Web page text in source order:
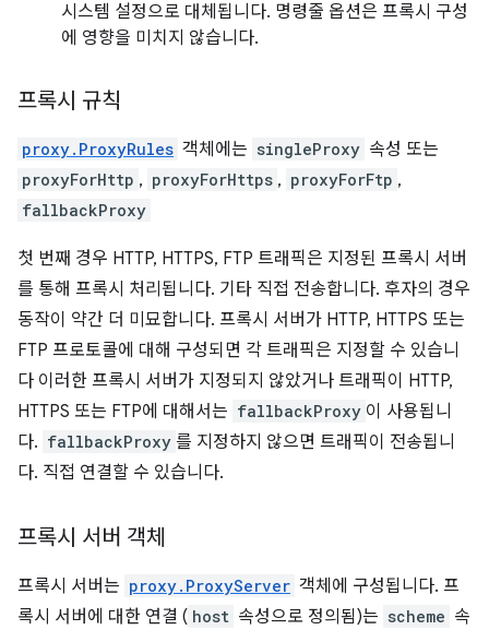
시스템 설정으로 대체됩니다. 명령줄 옵션은 프록시 구성
에 영향을 미치지 않습니다.
프록시 규칙
proxy.ProxyRules 객체에는 singleProxy 속성 또는
proxyForHttp , proxyForHttps , proxyForFtp ,
fallbackProxy
첫 번째 경우 HTTP, HTTPS, FTP 트래픽은 지정된 프록시 서버
를 통해 프록시 처리됩니다. 기타 직접 전송합니다. 후자의 경우
동작이 약간 더 미묘합니다. 프록시 서버가 HTTP, HTTPS 또는
FTP 프로토콜에 대해 구성되면 각 트래픽은 지정할 수 있습니
다 이러한 프록시 서버가 지정되지 않았거나 트래픽이 HTTP,
HTTPS 또는 FTP에 대해서는 fallbackProxy 이 사용됩니
다. fallbackProxy 를 지정하지 않으면 트래픽이 전송됩니
다. 직접 연결할 수 있습니다.
프록시 서버 객체
프록시 서버는 proxy.ProxyServer 객체에 구성됩니다. 프
록시 서버에 대한 연결 ( host 속성으로 정의됨)는 scheme 속